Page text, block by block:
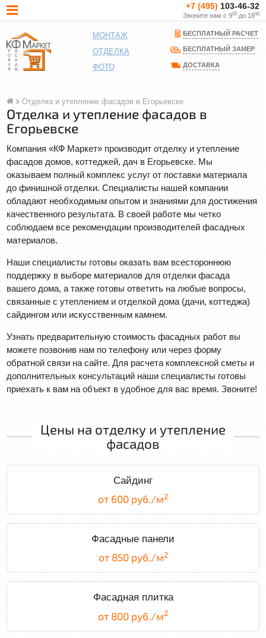
+7 (495) 103-46-32
Звоните нам с 900до 1800
МОНТАЖ
ОТДЕЛКА
ФОТО
БЕСПЛАТНЫЙ РАСЧЕТ
БЕСПЛАТНЫЙ ЗАМЕР
ДОСТАВКА
Отделка и утепление фасадов в Егорьевске
Отделка и утепление фасадов в
Егорьевске
Компания «КФ Маркет» производит отделку и утепление
фасадов домов, коттеджей, дач в Егорьевске. Мы
оказываем полный комплекс услуг от поставки материала
до финишной отделки. Специалисты нашей компании
обладают необходимым опытом и знаниями для достижения
качественного результата. В своей работе мы четко
соблюдаем все рекомендации производителей фасадных
материалов.
Наши специалисты готовы оказать вам всестороннюю
поддержку в выборе материалов для отделки фасада
вашего дома, а также готовы ответить на любые вопросы,
связанные с утеплением и отделкой дома (дачи, коттеджа)
сайдингом или искусственным камнем.
Узнать предварительную стоимость фасадных работ вы
можете позвонив нам по телефону или через форму
обратной связи на сайте. Для расчета комплексной сметы и
дополнительных консультаций наши специалисты готовы
приехать к вам на объект в удобное для вас время. Звоните!
Цены на отделку и утепление
фасадов
Сайдинг
от 600 руб./м2
Фасадные панели
от 850 руб./м2
Фасадная плитка
от 800 руб./м2